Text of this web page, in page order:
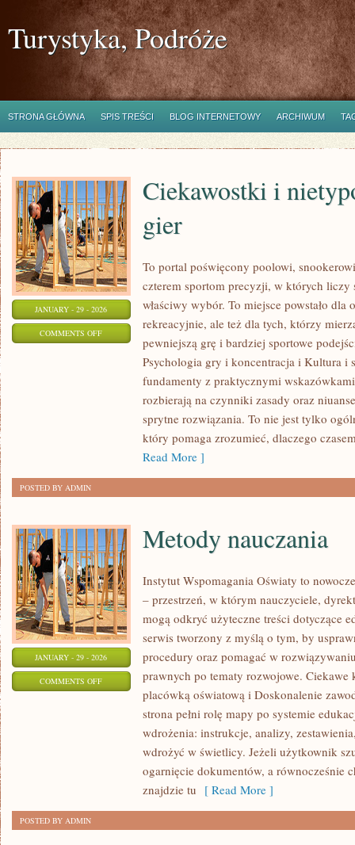
Turystyka, Podróże
STRONA GŁÓWNA SPIS TREŚCI BLOG INTERNETOWY ARCHIWUM
JANUARY - 29 - 2026
COMMENTS OFFON
CIEKAWOSTKI
Ciekawostki i
gier
To portal poświęcony poolowi,
czterem sportom precyzji, w których liczy
właściwy wybór. To miejsce powstało dla
rekreacyjnie, ale też dla tych, którzy
pewniejszą grę i bardziej sportowe
Psychologia gry i koncentracja i Kultura i
fundamenty z praktycznymi
rozbierają na czynniki zasady oraz
sprytne rozwiązania. To nie jest tylko
który pomaga zrozumieć, dlaczego
Read More ]
POSTED BY ADMIN
JANUARY - 29 - 2026
COMMENTS OFFON
NAUCZANIA
Metody nauczania
Instytut Wspomagania Oświaty to
– przestrzeń, w którym nauczyciele,
mogą odkryć użyteczne treści dotyczące
serwis tworzony z myślą o tym, by
procedury oraz pomagać w
prawnych po tematy rozwojowe. Ciekawe
placówką oświatową i Doskonalenie
strona pełni rolę mapy po systemie
wdrożenia: instrukcje, analizy,
wdrożyć w świetlicy. Jeżeli użytkownik
ogarnięcie dokumentów, a równocześnie
znajdzie tu [ Read More ]
POSTED BY ADMIN